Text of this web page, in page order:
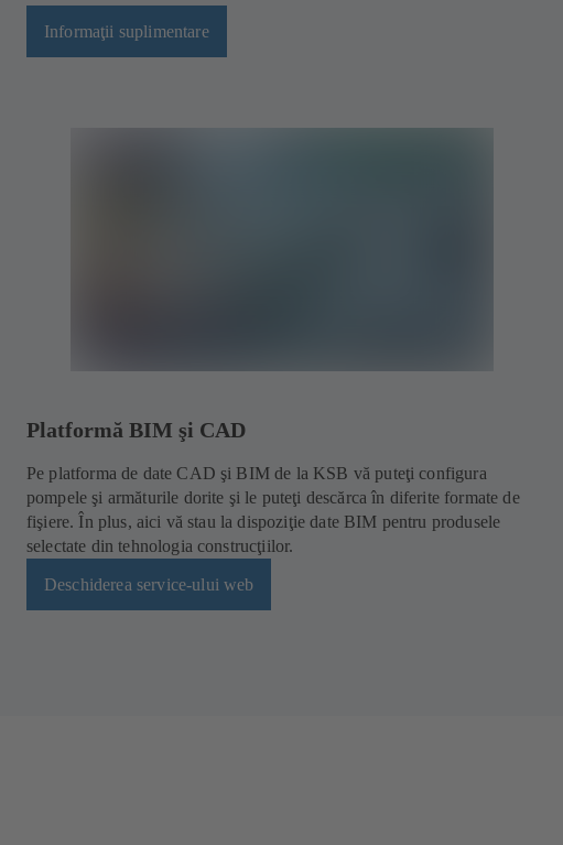
Informaţii suplimentare
Platformă BIM şi CAD
Pe platforma de date CAD şi BIM de la KSB vă puteţi configura
pompele şi armăturile dorite şi le puteţi descărca în diferite formate de
fişiere. În plus, aici vă stau la dispoziţie date BIM pentru produsele
selectate din tehnologia construcţiilor.
Deschiderea service-ului web